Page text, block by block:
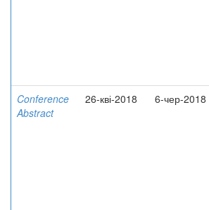
Conference
Abstract
26-кві-2018 6-чер-2018